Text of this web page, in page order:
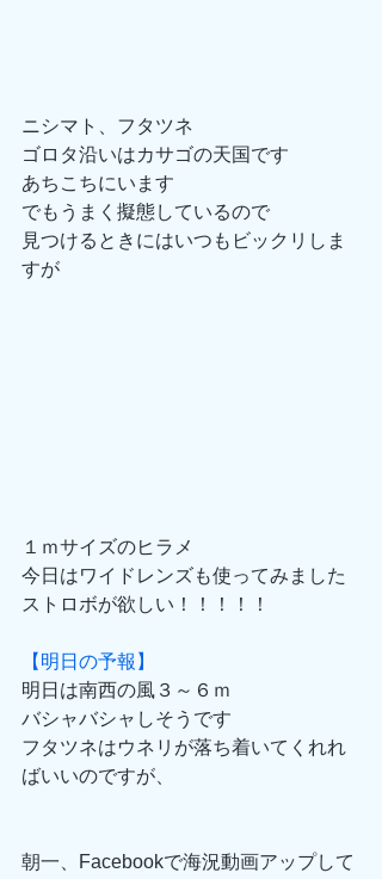
ニシマト、フタツネ
ゴロタ沿いはカサゴの天国です
あちこちにいます
でもうまく擬態しているので
見つけるときにはいつもビックリしま
すが
１ｍサイズのヒラメ
今日はワイドレンズも使ってみました
ストロボが欲しい！！！！！
【明日の予報】
明日は南西の風３～６ｍ
バシャバシャしそうです
フタツネはウネリが落ち着いてくれれ
ばいいのですが、
朝一、Facebookで海況動画アップして